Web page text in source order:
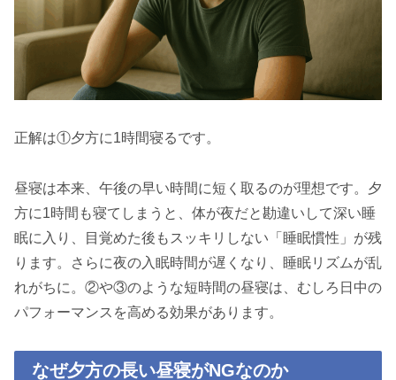
正解は①夕方に1時間寝るです。
昼寝は本来、午後の早い時間に短く取るのが理想です。夕
方に1時間も寝てしまうと、体が夜だと勘違いして深い睡
眠に入り、目覚めた後もスッキリしない「睡眠慣性」が残
ります。さらに夜の入眠時間が遅くなり、睡眠リズムが乱
れがちに。②や③のような短時間の昼寝は、むしろ日中の
パフォーマンスを高める効果があります。
なぜ夕方の長い昼寝がNGなのか